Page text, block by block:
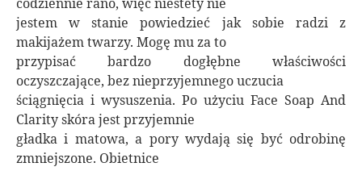
codziennie rano, więc niestety nie
jestem w stanie powiedzieć jak sobie radzi z
makijażem twarzy. Mogę mu za to
przypisać bardzo dogłębne właściwości
oczyszczające, bez nieprzyjemnego uczucia
ściągnięcia i wysuszenia. Po użyciu Face Soap And
Clarity skóra jest przyjemnie
gładka i matowa, a pory wydają się być odrobinę
zmniejszone. Obietnice